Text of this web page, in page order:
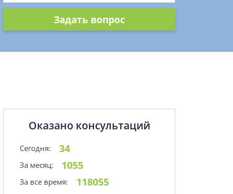
Задать вопрос
Оказано консультаций
Сегодня: 34
За месяц: 1055
За все время: 118055